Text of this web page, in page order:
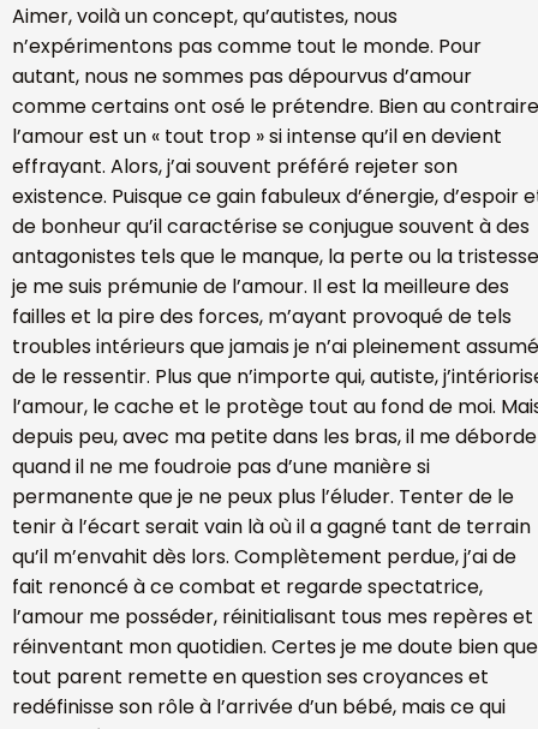
Aimer, voilà un concept, qu’autistes, nous
n’expérimentons pas comme tout le monde. Pour
autant, nous ne sommes pas dépourvus d’amour
comme certains ont osé le prétendre. Bien au
l’amour est un « tout trop » si intense qu’il en devient
effrayant. Alors, j’ai souvent préféré rejeter son
existence. Puisque ce gain fabuleux d’énergie, d’espoir
de bonheur qu’il caractérise se conjugue souvent à des
antagonistes tels que le manque, la perte ou la
je me suis prémunie de l’amour. Il est la meilleure des
failles et la pire des forces, m’ayant provoqué de tels
troubles intérieurs que jamais je n’ai pleinement assumé
de le ressentir. Plus que n’importe qui, autiste,
l’amour, le cache et le protège tout au fond de moi.
depuis peu, avec ma petite dans les bras, il me déborde
quand il ne me foudroie pas d’une manière si
permanente que je ne peux plus l’éluder. Tenter de le
tenir à l’écart serait vain là où il a gagné tant de terrain
qu’il m’envahit dès lors. Complètement perdue, j’ai de
fait renoncé à ce combat et regarde spectatrice,
l’amour me posséder, réinitialisant tous mes repères et
réinventant mon quotidien. Certes je me doute bien que
tout parent remette en question ses croyances et
redéfinisse son rôle à l’arrivée d’un bébé, mais ce qui